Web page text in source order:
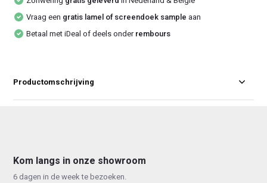
Vraag een gratis lamel of screendoek sample aan
Betaal met iDeal of deels onderrembours
Productomschrijving
Kom langs in onze showroom
6 dagen in de week te bezoeken.